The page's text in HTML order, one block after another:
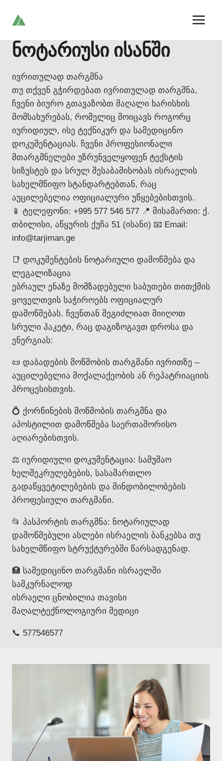
ნოტარიუსი ისანში
ივრითულად თარგმნა
თუ თქვენ გჭირდებათ ივრითულად თარგმნა,
ჩვენი ბიურო გთავაზობთ მაღალი ხარისხის
მომსახურებას, რომელიც მოიცავს როგორც
იურიდიულ, ისე ტექნიკურ და სამედიცინო
დოკუმენტაციას. ჩვენი პროფესიონალი
მთარგმნელები უზრუნველყოფენ ტექსტის
სიზუსტეს და სრულ შესაბამისობას ისრაელის
სახელმწიფო სტანდარტებთან, რაც
აუცილებელია ოფიციალური უწყებებისთვის.
📱 ტელეფონი: +995 577 546 577 📍 მისამართი: ქ.
თბილისი, აწყურის ქუჩა 51 (ისანი) 📧 Email:
info@tarjiman.ge
📑 დოკუმენტების ნოტარიული დამოწმება და
ლეგალიზაცია
ებრაულ ენაზე მომზადებული საბუთები თითქმის
ყოველთვის საჭიროებს ოფიციალურ
დამოწმებას. ჩვენთან შეგიძლიათ მიიღოთ
სრული პაკეტი, რაც დაგიზოგავთ დროსა და
ენერგიას:
📜 დაბადების მოწმობის თარგმანი ივრითზე –
აუცილებელია მოქალაქეობის ან რეპატრიაციის
პროცესისთვის.
💍 ქორწინების მოწმობის თარგმნა და
აპოსტილით დამოწმება საერთაშორისო
აღიარებისთვის.
⚖️ იურიდიული დოკუმენტაცია: სამუშაო
ხელშეკრულებების, სასამართლო
გადაწყვეტილებების და მინდობილობების
პროფესიული თარგმანი.
📂 პასპორტის თარგმნა: ნოტარიულად
დამოწმებული ასლები ისრაელის ბანკებსა თუ
სახელმწიფო სტრუქტურებში წარსადგენად.
🏥 სამედიცინო თარგმანი ისრაელში
სამკურნალოდ
ისრაელი ცნობილია თავისი
მაღალტექნოლოგიური მედიცი
📞 577546577